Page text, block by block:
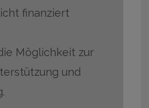
finanziert
Möglichkeit zur
und